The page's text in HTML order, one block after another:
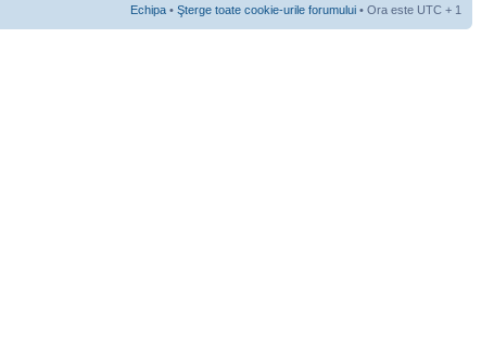
Echipa • Şterge toate cookie-urile forumului • Ora este UTC + 1